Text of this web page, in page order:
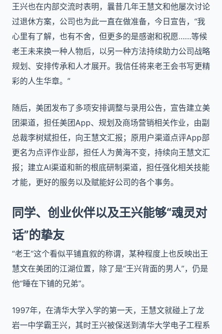
王兴也在内部交流时表明，曩昔几年王慧文和他屡次讨论
过退休方案，公司也为此一直在做准备，今日宣告，“我
心里有了解，也有不舍，但更多的是感谢和祝愿……等候
老王未来换一种人物后，以另一种方法持续助力公司战略
规划、安排传承和人才展开。我信任将来老王会书写更精
彩的人生华章。”
随后，美团发布了多项安排调整与录用公告，宣告建立美
团渠道，担任美团App、规划及商场营销相关作业，由副
总裁李树斌担任，向王慧文汇报；原用户渠道点评App部
更名为点评作业部，担任人为黄海不变，持续向王慧文汇
报；建立AI渠道和新的根底研制渠道，担任强化相关技能
才能，更好的服务以及赋能好公司的各个事务。
同学、创业伙伴以及王兴能够“魂灵对
话”的挚友
“老王”这个看似平铺直叙的称谓，某种程度上也反映出王
慧文在美团的江湖位置，除了是“王兴背面的男人”，仍是
他“睡在下铺的兄弟”。
1997年，在清华大学入学的第一天，王慧文就碰上了龙
岩一中学霸王兴，其时王兴被保送到清华大学电子工程系